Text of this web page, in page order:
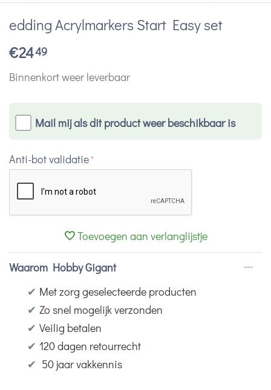
edding Acrylmarkers Start Easy set
€2449
Binnenkort weer leverbaar
Mail mij als dit product weer beschikbaar is
Anti-bot validatie
Toevoegen aan verlanglijstje
Waarom Hobby Gigant
✔ Met zorg geselecteerde producten
✔ Zo snel mogelijk verzonden
✔ Veilig betalen
✔ 120 dagen retourrecht
✔ 50 jaar vakkennis